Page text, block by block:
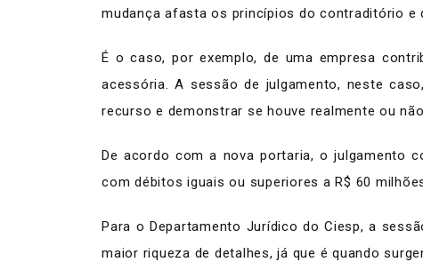
mudança afasta os princípios do contraditório e
É o caso, por exemplo, de uma empresa
acessória. A sessão de julgamento, neste
recurso e demonstrar se houve realmente ou
De acordo com a nova portaria, o julgamento
com débitos iguais ou superiores a R$ 60
Para o Departamento Jurídico do Ciesp, a
maior riqueza de detalhes, já que é quando